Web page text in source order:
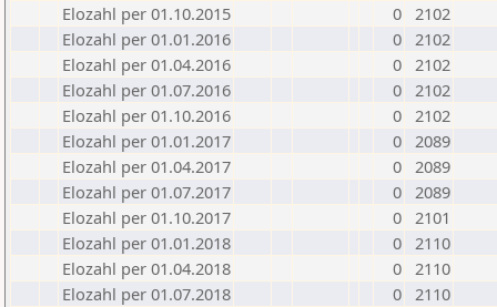
Elozahl per 01.10.2015
0 2102
Elozahl per 01.01.2016
0 2102
Elozahl per 01.04.2016
0 2102
Elozahl per 01.07.2016
0 2102
Elozahl per 01.10.2016
0 2102
Elozahl per 01.01.2017
0 2089
Elozahl per 01.04.2017
0 2089
Elozahl per 01.07.2017
0 2089
Elozahl per 01.10.2017
0 2101
Elozahl per 01.01.2018
0 2110
Elozahl per 01.04.2018
0 2110
Elozahl per 01.07.2018
0 2110